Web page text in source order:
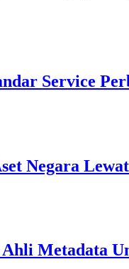
Service
Negara
Metadata